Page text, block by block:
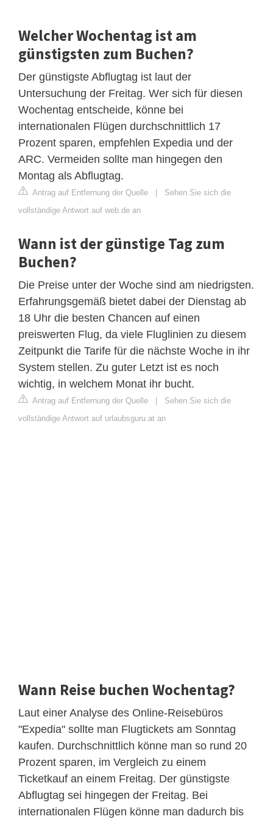
Welcher Wochentag ist am
günstigsten zum Buchen?
Der günstigste Abflugtag ist laut der
Untersuchung der Freitag. Wer sich für diesen
Wochentag entscheide, könne bei
internationalen Flügen durchschnittlich 17
Prozent sparen, empfehlen Expedia und der
ARC. Vermeiden sollte man hingegen den
Montag als Abflugtag.
Antrag auf Entfernung der Quelle
Sehen Sie sich die
vollständige Antwort auf web.de an
Wann ist der günstige Tag zum
Buchen?
Die Preise unter der Woche sind am niedrigsten.
Erfahrungsgemäß bietet dabei der Dienstag ab
18 Uhr die besten Chancen auf einen
preiswerten Flug, da viele Fluglinien zu diesem
Zeitpunkt die Tarife für die nächste Woche in ihr
System stellen. Zu guter Letzt ist es noch
wichtig, in welchem Monat ihr bucht.
Antrag auf Entfernung der Quelle
Sehen Sie sich die
vollständige Antwort auf urlaubsguru.at an
Wann Reise buchen Wochentag?
Laut einer Analyse des Online-Reisebüros
"Expedia" sollte man Flugtickets am Sonntag
kaufen. Durchschnittlich könne man so rund 20
Prozent sparen, im Vergleich zu einem
Ticketkauf an einem Freitag. Der günstigste
Abflugtag sei hingegen der Freitag. Bei
internationalen Flügen könne man dadurch bis